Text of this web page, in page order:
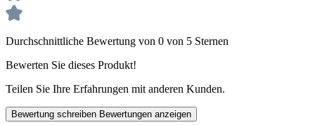
Durchschnittliche Bewertung von 0 von 5 Sternen
Bewerten Sie dieses Produkt!
Teilen Sie Ihre Erfahrungen mit anderen Kunden.
Bewertung schreiben Bewertungen anzeigen